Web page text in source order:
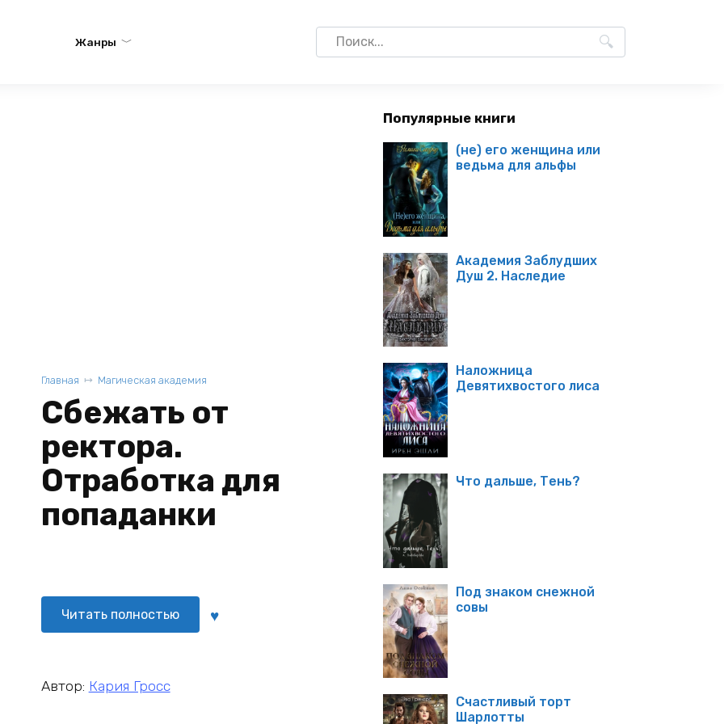
Жанры
Search
for:
Главная Магическая академия
Сбежать от
ректора.
Отработка для
попаданки
Читать полностью
Автор: Кария Гросс
Популярные книги
(не) его женщина или
ведьма для альфы
Академия Заблудших
Душ 2. Наследие
Наложница
Девятихвостого лиса
Что дальше, Тень?
Под знаком снежной
совы
Счастливый торт
Шарлотты